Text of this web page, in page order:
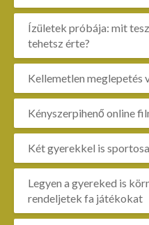
Ízületek próbája: mit
tehetsz érte?
Kellemetlen meglepetés
Kényszerpihenő online
Két gyerekkel is
Legyen a gyereked is
rendeljetek fa játékokat